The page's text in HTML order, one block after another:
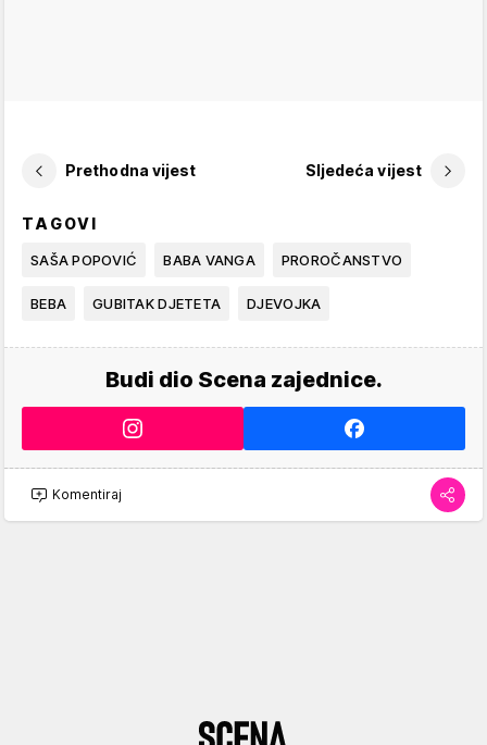
Prethodna vijest Sljedeća vijest
TAGOVI
SAŠA POPOVIĆ BABA VANGA PROROČANSTVO
BEBA GUBITAK DJETETA DJEVOJKA
Budi dio Scena zajednice.
Komentiraj